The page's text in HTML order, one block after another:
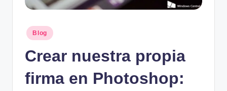
Publicado
en
Blog
Crear nuestra propia
firma en Photoshop: